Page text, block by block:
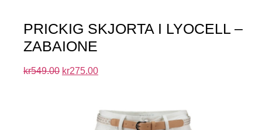
PRICKIG SKJORTA I LYOCELL –
ZABAIONE
kr549.00 kr275.00